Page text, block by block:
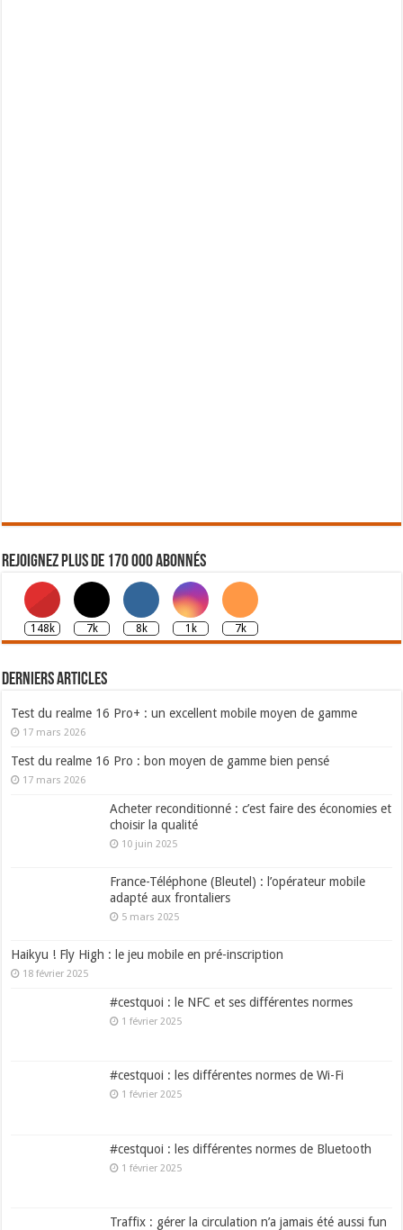
Rejoignez plus de 170 000 abonnés
148k 7k 8k 1k 7k
Derniers articles
Test du realme 16 Pro+ : un excellent mobile moyen de gamme
17 mars 2026
Test du realme 16 Pro : bon moyen de gamme bien pensé
17 mars 2026
Acheter reconditionné : c’est faire des économies et
choisir la qualité
10 juin 2025
France-Téléphone (Bleutel) : l’opérateur mobile
adapté aux frontaliers
5 mars 2025
Haikyu ! Fly High : le jeu mobile en pré-inscription
18 février 2025
#cestquoi : le NFC et ses différentes normes
1 février 2025
#cestquoi : les différentes normes de Wi-Fi
1 février 2025
#cestquoi : les différentes normes de Bluetooth
1 février 2025
Traffix : gérer la circulation n’a jamais été aussi fun